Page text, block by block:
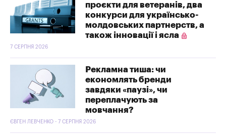
проєкти для ветеранів, два
конкурси для українсько-
молдовських партнерств, а
також інновації і ясла
7 СЕРПНЯ 2026
Рекламна тиша: чи
економлять бренди
завдяки «паузі», чи
переплачують за
мовчання?
ЄВГЕН ЛЕВЧЕНКО - 7 СЕРПНЯ 2026